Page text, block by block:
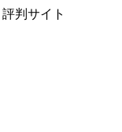
判サイト